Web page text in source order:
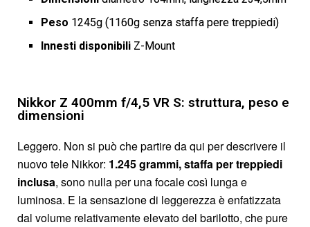
Peso 1245g (1160g senza staffa pere treppiedi)
Innesti disponibili Z-Mount
Nikkor Z 400mm f/4,5 VR S: struttura, peso e
dimensioni
Leggero. Non si può che partire da qui per descrivere il
nuovo tele Nikkor: 1.245 grammi, staffa per treppiedi
inclusa, sono nulla per una focale così lunga e
luminosa. E la sensazione di leggerezza è enfatizzata
dal volume relativamente elevato del barilotto, che pure